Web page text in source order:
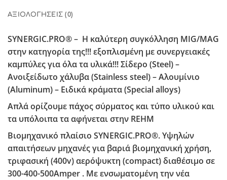
ΑΞΙΟΛΟΓΉΣΕΙΣ (0)
SYNERGIC.PRO® – H καλύτερη συγκόλληση MIG/MAG
στην κατηγορία της!!! εξοπλισμένη με συνεργειακές
καμπύλες για όλα τα υλικά!!! Σίδερο (Steel) –
Ανοιξείδωτο χάλυβα (Stainless steel) – Αλουμίνιο
(Aluminum) – Ειδικά κράματα (Special alloys)
Απλά ορίζουμε πάχος σύρματος και τύπο υλικού και
τα υπόλοιπα τα αφήνεται στην REHM
Βιομηχανικό πλαίσιο SYNERGIC.PRO®. Υψηλών
απαιτήσεων μηχανές για βαριά βιομηχανική χρήση,
τριφασική (400v) αερόψυκτη (compact) διαθέσιμο σε
300-400-500Amper . Με ενσωματομένη την νέα